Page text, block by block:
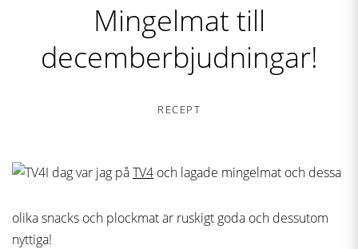
Mingelmat till
decemberbjudningar!
RECEPT
I dag var jag påTV4 och lagade mingelmat och dessa
olika snacks och plockmat är ruskigt goda och dessutom
nyttiga!